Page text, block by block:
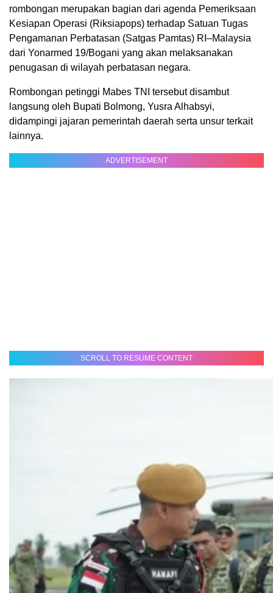
rombongan merupakan bagian dari agenda Pemeriksaan
Kesiapan Operasi (Riksiapops) terhadap Satuan Tugas
Pengamanan Perbatasan (Satgas Pamtas) RI–Malaysia
dari Yonarmed 19/Bogani yang akan melaksanakan
penugasan di wilayah perbatasan negara.
Rombongan petinggi Mabes TNI tersebut disambut
langsung oleh Bupati Bolmong, Yusra Alhabsyi,
didampingi jajaran pemerintah daerah serta unsur terkait
lainnya.
ADVERTISEMENT
SCROLL TO RESUME CONTENT